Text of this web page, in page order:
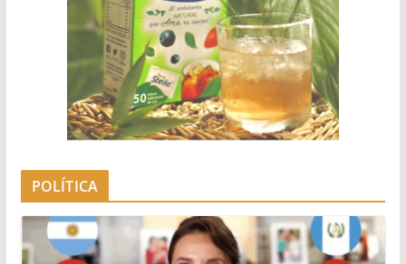
POLÍTICA